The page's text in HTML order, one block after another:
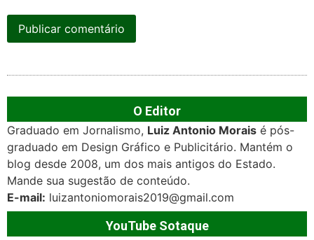
O Editor
Graduado em Jornalismo, Luiz Antonio Morais é pós-
graduado em Design Gráfico e Publicitário. Mantém o
blog desde 2008, um dos mais antigos do Estado.
Mande sua sugestão de conteúdo.
E-mail: luizantoniomorais2019@gmail.com
YouTube Sotaque